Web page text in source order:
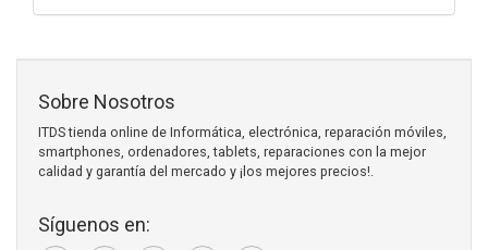
Sobre Nosotros
ITDS tienda online de Informática, electrónica, reparación móviles,
smartphones, ordenadores, tablets, reparaciones con la mejor
calidad y garantía del mercado y ¡los mejores precios!.
Síguenos en: